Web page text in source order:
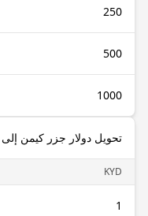
250
500
1000
تحويل دولار جزر كيمن
KYD
1